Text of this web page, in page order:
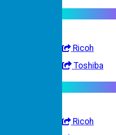
Ricoh
Toshiba
Ricoh